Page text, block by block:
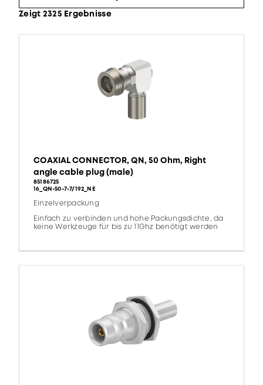
Zeigt 2325 Ergebnisse
COAXIAL CONNECTOR, QN, 50 Ohm, Right
angle cable plug (male)
85186725
16_QN-50-7-7/192_NE
Einzelverpackung
Einfach zu verbinden und hohe Packungsdichte, da
keine Werkzeuge für bis zu 11Ghz benötigt werden